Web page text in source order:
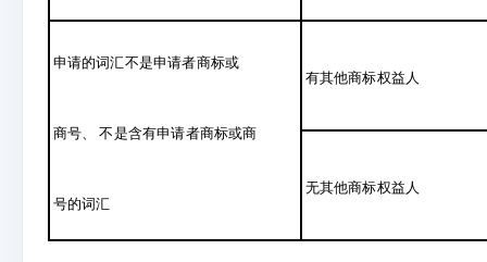
申请的词汇不是申请者商标或
商号、 不是含有申请者商标或商
号的词汇
有其他商标权益人
无其他商标权益人